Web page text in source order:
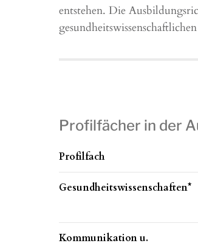
entstehen. Die
Profilfächer in der
Profilfach
Gesundheitswissenschaften*
Kommunikation u.